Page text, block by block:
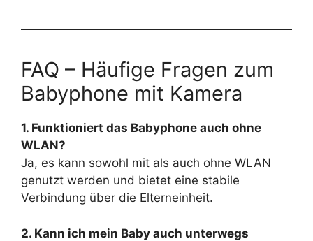
FAQ – Häufige Fragen zum
Babyphone mit Kamera
1. Funktioniert das Babyphone auch ohne
WLAN?
Ja, es kann sowohl mit als auch ohne WLAN
genutzt werden und bietet eine stabile
Verbindung über die Elterneinheit.
2. Kann ich mein Baby auch unterwegs